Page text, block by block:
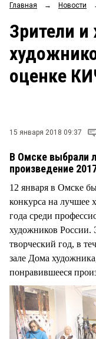
ОБЩЕСТВО
ЗАКОН
НОВОСТИ
Главная → Новости
Зрители
оценке
15 января 2018 09:37
В Омске выбрали
произведение
12 января в Омске
конкурса на лучшее
года среди
художников
творческий год, в
зале Дома
понравившееся